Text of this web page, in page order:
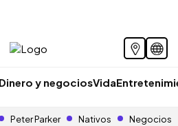
Dinero y negociosVida
Peter Parker Nativos Negocios